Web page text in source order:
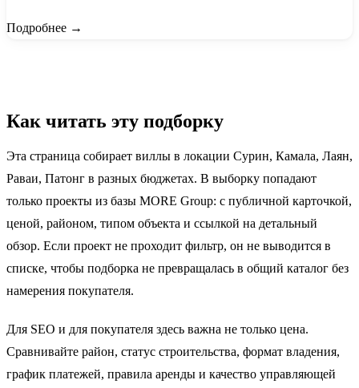
Подробнее →
Как читать эту подборку
Эта страница собирает виллы в локации Сурин, Камала, Лаян,
Раваи, Патонг в разных бюджетах. В выборку попадают
только проекты из базы MORE Group: с публичной карточкой,
ценой, районом, типом объекта и ссылкой на детальный
обзор. Если проект не проходит фильтр, он не выводится в
списке, чтобы подборка не превращалась в общий каталог без
намерения покупателя.
Для SEO и для покупателя здесь важна не только цена.
Сравнивайте район, статус строительства, формат владения,
график платежей, правила аренды и качество управляющей